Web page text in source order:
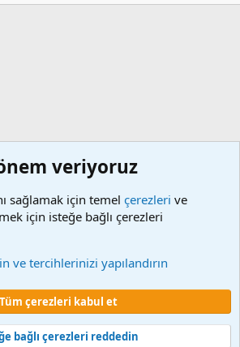
politikası Yardım Ana sayfa
© 2010-2024 XenForo Ltd.
veriyoruz
sağlamak için temel çerezleri ve
için isteğe bağlı çerezleri
ve tercihlerinizi yapılandırın
Tüm çerezleri kabul et
bağlı çerezleri reddedin